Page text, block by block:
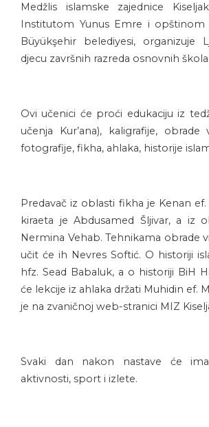
Medžlis islamske zajednice
Institutom Yunus Emre i opštinom
Büyükşehir belediyesi, organizuje
djecu završnih razreda osnovnih škola.
Ovi učenici će proći edukaciju iz
učenja Kur’ana), kaligrafije, obrade
fotografije, fikha, ahlaka, historije
Predavač iz oblasti fikha je Kenan
kiraeta je Abdusamed Šljivar, a iz
Nermina Vehab. Tehnikama obrade
učit će ih Nevres Softić. O historiji
hfz. Sead Babaluk, a o historiji BiH
će lekcije iz ahlaka držati Muhidin ef.
je na zvaničnoj web-stranici MIZ
Svaki dan nakon nastave će
aktivnosti, sport i izlete.